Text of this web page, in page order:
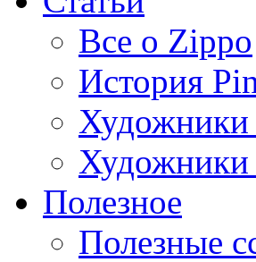
Все о Zippo
История
Художники
Художники
Полезное
Полезные